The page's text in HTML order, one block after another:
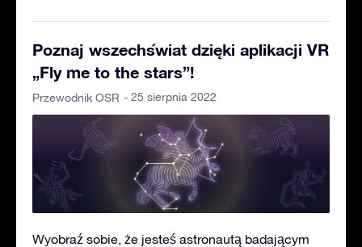
Poznaj wszechświat dzięki aplikacji VR
„Fly me to the stars”!
Przewodnik OSR - 25 sierpnia 2022
Wyobraź sobie, że jesteś astronautą badającym